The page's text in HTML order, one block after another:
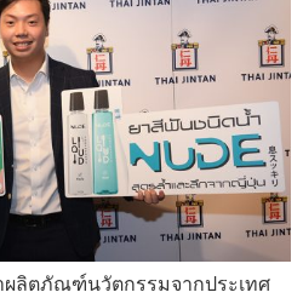
ลิตภัณฑ์นวัตกรรมจากประเทศ